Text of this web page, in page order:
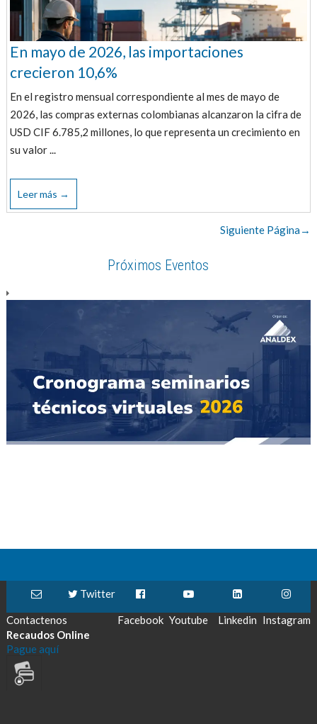
En mayo de 2026, las importaciones
crecieron 10,6%
En el registro mensual correspondiente al mes de mayo de
2026, las compras externas colombianas alcanzaron la cifra de
USD CIF 6.785,2 millones, lo que representa un crecimiento en
su valor ...
Leer más →
Siguiente Página→
Próximos Eventos
Contactenos
Twitter
Facebook Youtube Linkedin Instagram
Recaudos Online
Pague aquí